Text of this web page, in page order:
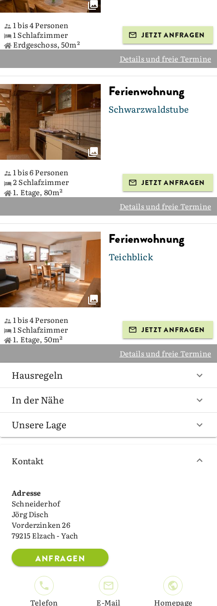
1 bis 4 Personen
1 Schlafzimmer
Erdgeschoss, 50m²
JETZT ANFRAGEN
Details und freie Termine
Ferienwohnung
Schwarzwaldstube
1 bis 6 Personen
2 Schlafzimmer
1. Etage, 80m²
JETZT ANFRAGEN
Details und freie Termine
Ferienwohnung
Teichblick
1 bis 4 Personen
1 Schlafzimmer
1. Etage, 50m²
JETZT ANFRAGEN
Details und freie Termine
Hausregeln
In der Nähe
Unsere Lage
Kontakt
Adresse
Schneiderhof
Jörg Disch
Vorderzinken 26
79215 Elzach - Yach
ANFRAGEN
Telefon E-Mail Homepage